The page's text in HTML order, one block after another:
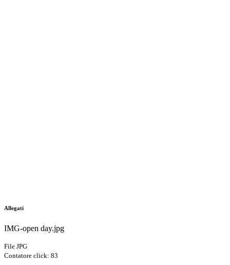
Allegati
IMG-open day.jpg
File JPG
Contatore click: 83